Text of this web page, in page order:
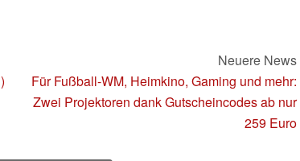
Neuere News
Für Fußball-WM, Heimkino, Gaming und mehr:
Zwei Projektoren dank Gutscheincodes ab nur
259 Euro